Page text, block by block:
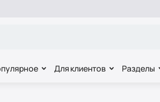
Для клиентов Разделы